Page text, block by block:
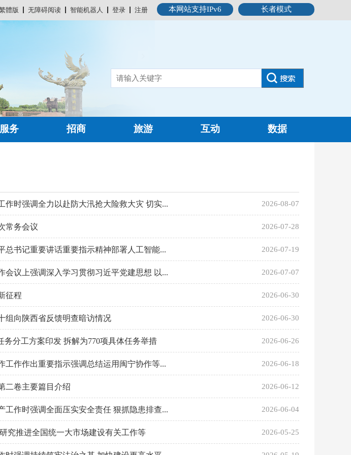
长者模式
本网站支持IPv6
體版 无障碍阅读 智能机器人 登录 注册
服务 招商 旅游 互动 数据
作时强调全力以赴防大汛抢大险救大灾 切实... 2026-08-07
常务会议 2026-07-28
总书记重要讲话重要指示精神部署人工智能... 2026-07-19
会议上强调深入学习贯彻习近平党建思想 以... 2026-07-07
征程 2026-06-30
组向陕西省反馈明查暗访情况 2026-06-30
务分工方案印发 拆解为770项具体任务举措 2026-06-26
工作作出重要指示强调总结运用闽宁协作等... 2026-06-18
二卷主要篇目介绍 2026-06-12
工作时强调全面压实安全责任 狠抓隐患排查... 2026-06-04
究推进全国统一大市场建设有关工作等 2026-05-25